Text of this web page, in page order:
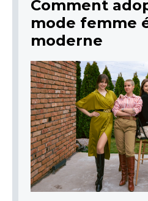
Comment
mode femme
moderne